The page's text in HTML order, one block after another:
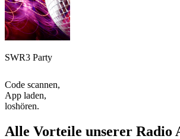
SWR3 Party
Code scannen,
App laden,
loshören.
Alle Vorteile unserer Radio